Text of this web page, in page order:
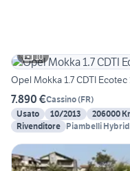
10
Opel Mokka 1.7 CDTI
7.890 €Cassino(FR)
Usato
10/2013 206000
Rivenditore Piambelli Hybrid